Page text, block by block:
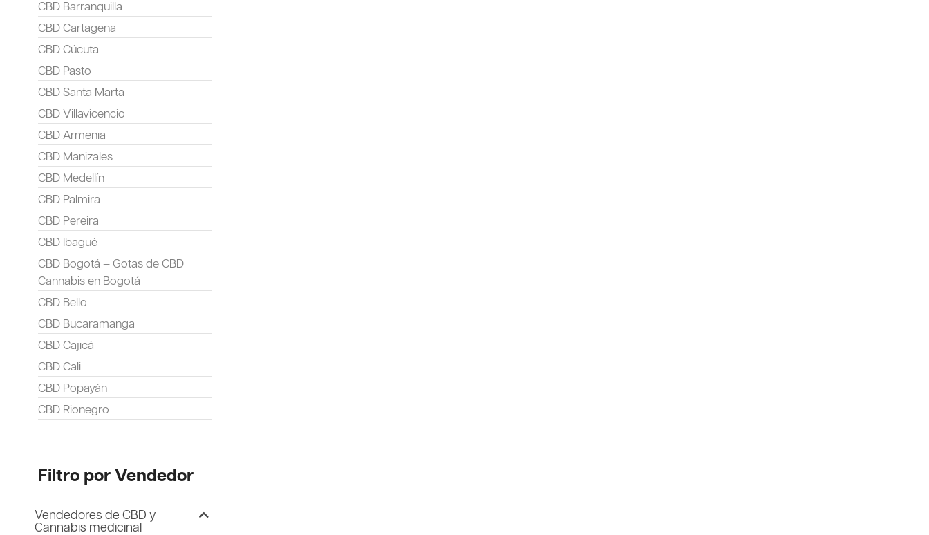
CBD Barranquilla
CBD Cartagena
CBD Cúcuta
CBD Pasto
CBD Santa Marta
CBD Villavicencio
CBD Armenia
CBD Manizales
CBD Medellín
CBD Palmira
CBD Pereira
CBD Ibagué
CBD Bogotá – Gotas de CBD
Cannabis en Bogotá
CBD Bello
CBD Bucaramanga
CBD Cajicá
CBD Cali
CBD Popayán
CBD Rionegro
Filtro por Vendedor
Vendedores de CBD y
Cannabis medicinal